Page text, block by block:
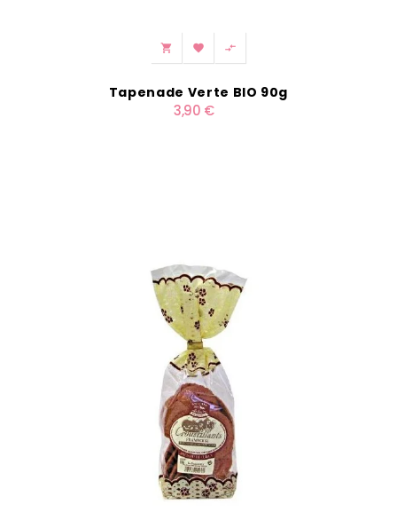
  
Tapenade Verte BIO 90g
3,90 €